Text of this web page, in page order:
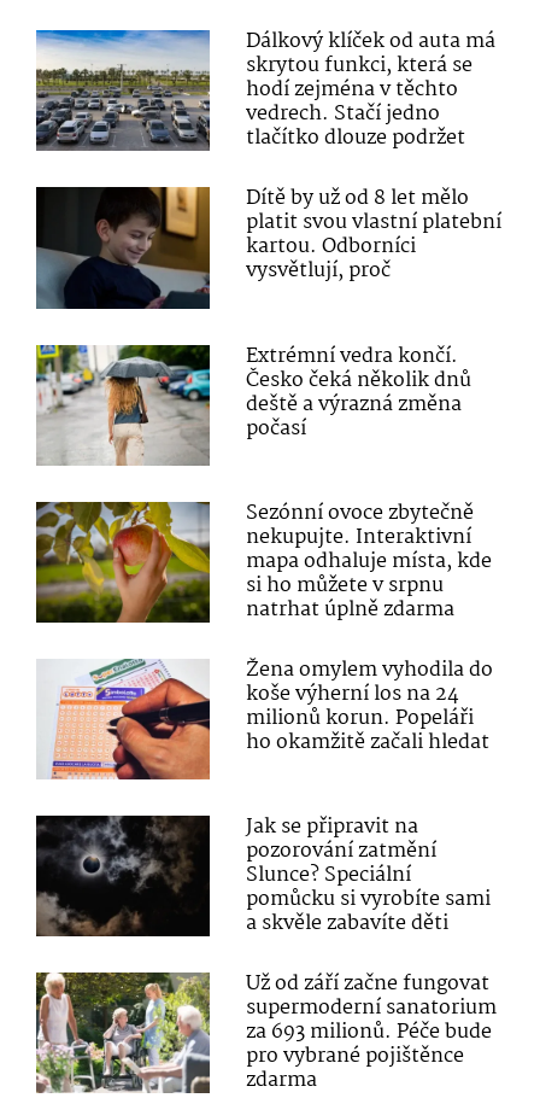
Dálkový klíček od auta má
skrytou funkci, která se
hodí zejména v těchto
vedrech. Stačí jedno
tlačítko dlouze podržet
Dítě by už od 8 let mělo
platit svou vlastní platební
kartou. Odborníci
vysvětlují, proč
Extrémní vedra končí.
Česko čeká několik dnů
deště a výrazná změna
počasí
Sezónní ovoce zbytečně
nekupujte. Interaktivní
mapa odhaluje místa, kde
si ho můžete v srpnu
natrhat úplně zdarma
Žena omylem vyhodila do
koše výherní los na 24
milionů korun. Popeláři
ho okamžitě začali hledat
Jak se připravit na
pozorování zatmění
Slunce? Speciální
pomůcku si vyrobíte sami
a skvěle zabavíte děti
Už od září začne fungovat
supermoderní sanatorium
za 693 milionů. Péče bude
pro vybrané pojištěnce
zdarma